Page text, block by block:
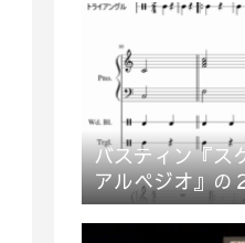
バスティン『ス
アルペジオ』の
してみた